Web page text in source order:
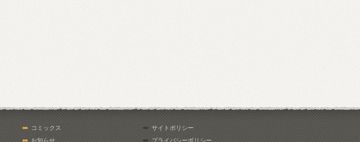
コミックス
お知らせ
サイトポリシー
プライバシーポリシー